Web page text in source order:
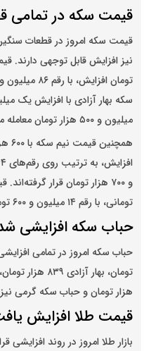
قیمت سکه در تمامی
قیمت سکه امروز در قطعات
میلیون و ۵۰۰ هزار تومان معامله می‌شود.
تومانی، با رقم ۱۴ میلیون و ۶۰۰ تومان به ثبت رسیده است.
حباب سکه افزایشی شد
هزار تومان و حباب سکه گرمی نیز ۳۳ هزار تومان افزایش یافت.
قیمت طلا افزایش
بازار طلا امروز در روند